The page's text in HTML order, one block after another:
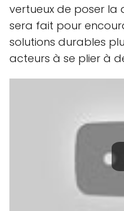
vertueux de poser la
sera fait pour
solutions durables
acteurs à se plier à